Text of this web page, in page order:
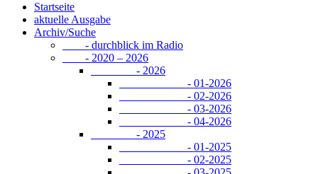
Startseite
aktuelle Ausgabe
Archiv/Suche
- durchblick im Radio
- 2020 – 2026
- 2026
- 01-2026
- 02-2026
- 03-2026
- 04-2026
- 2025
- 01-2025
- 02-2025